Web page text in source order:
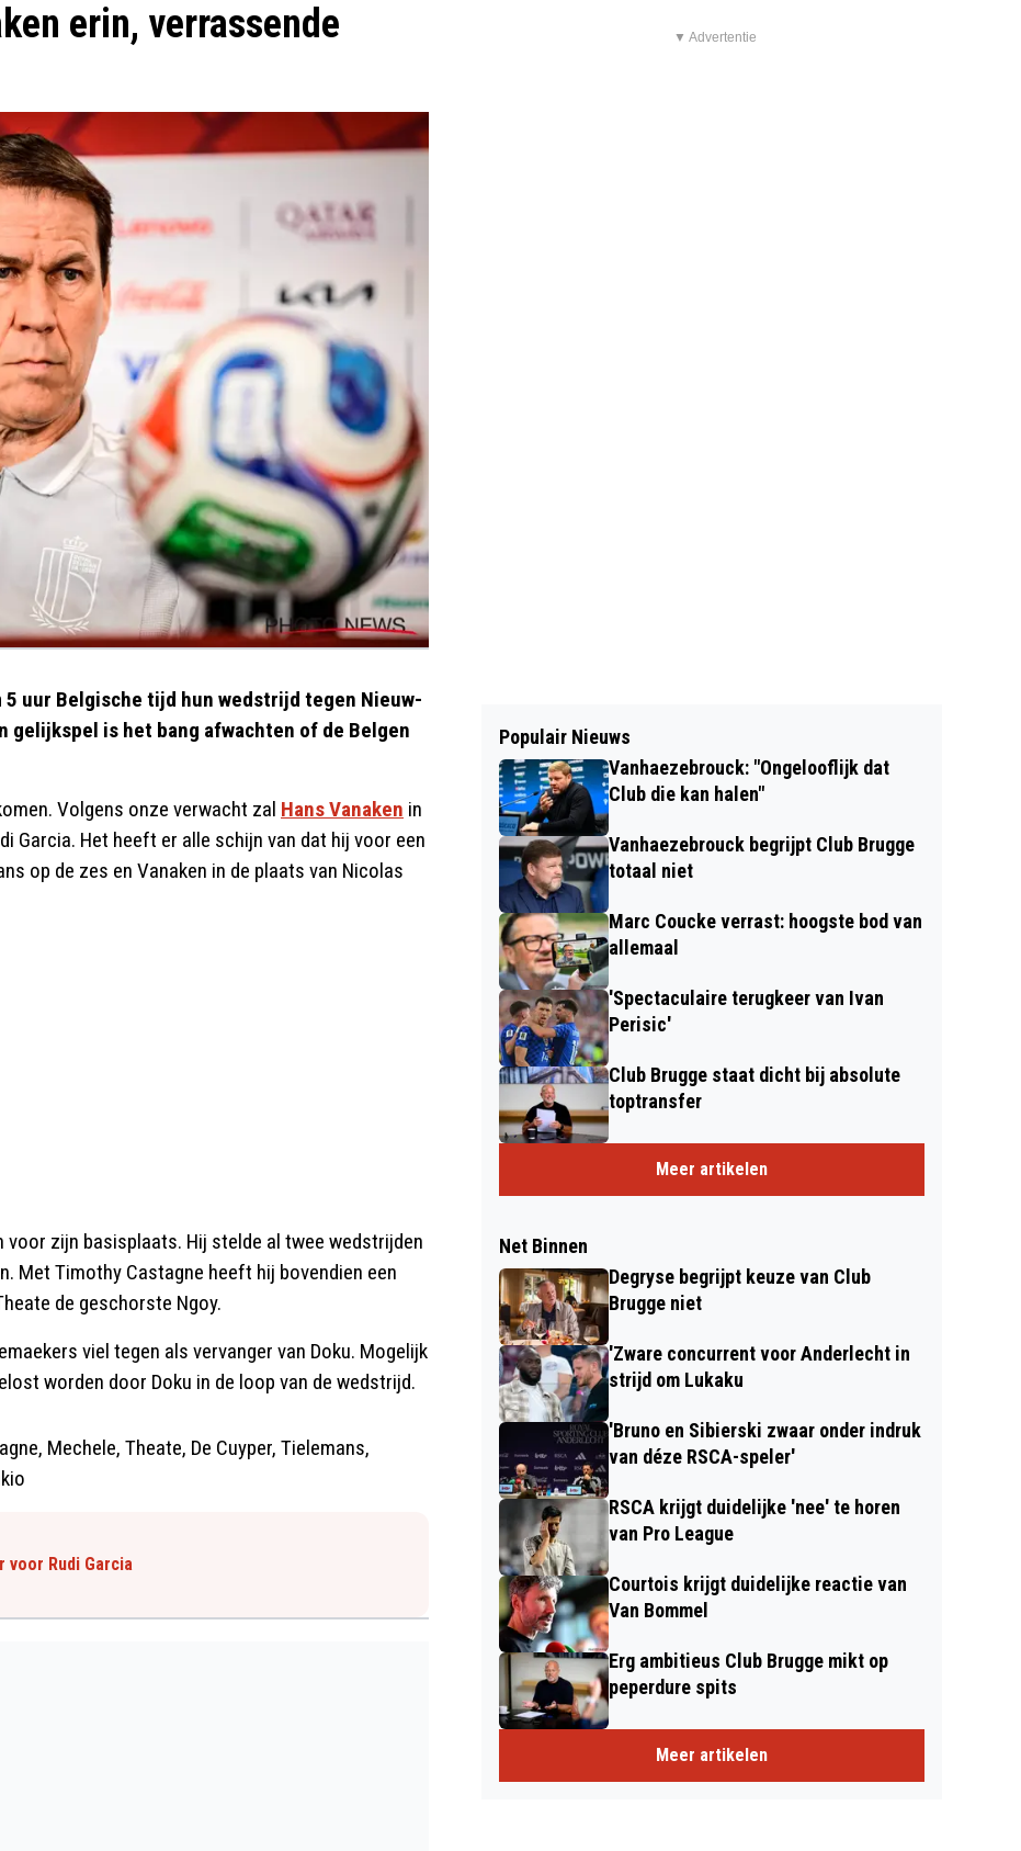
erin, verrassende
5 uur Belgische tijd hun wedstrijd tegen Nieuw-
gelijkspel is het bang afwachten of de Belgen
Volgens onze verwacht zal Hans Vanaken in
Garcia. Het heeft er alle schijn van dat hij voor een
op de zes en Vanaken in de plaats van Nicolas
zijn basisplaats. Hij stelde al twee wedstrijden
Met Timothy Castagne heeft hij bovendien een
de geschorste Ngoy.
viel tegen als vervanger van Doku. Mogelijk
worden door Doku in de loop van de wedstrijd.
Mechele, Theate, De Cuyper, Tielemans,
voor Rudi Garcia
▼ Advertentie
Populair Nieuws
Vanhaezebrouck: "Ongelooflijk dat
Club die kan halen"
Vanhaezebrouck begrijpt Club Brugge
totaal niet
Marc Coucke verrast: hoogste bod van
allemaal
'Spectaculaire terugkeer van Ivan
Perisic'
Club Brugge staat dicht bij absolute
toptransfer
Meer artikelen
Net Binnen
Degryse begrijpt keuze van Club
Brugge niet
'Zware concurrent voor Anderlecht in
strijd om Lukaku
'Bruno en Sibierski zwaar onder indruk
van déze RSCA-speler'
RSCA krijgt duidelijke 'nee' te horen
van Pro League
Courtois krijgt duidelijke reactie van
Van Bommel
Erg ambitieus Club Brugge mikt op
peperdure spits
Meer artikelen